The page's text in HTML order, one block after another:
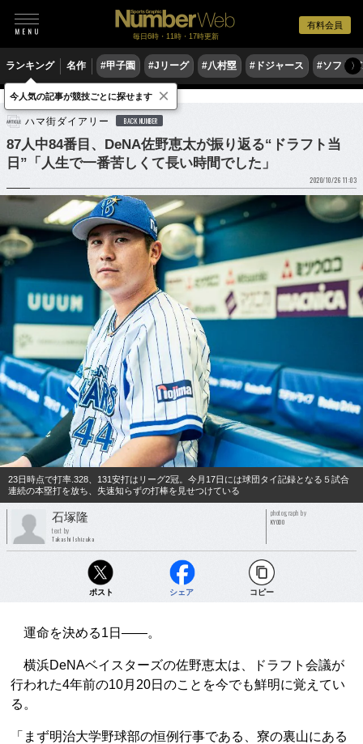
有料会員
毎日6時・11時・17時更新
ランキング 名作 #甲子園 #Jリーグ #八村塁 #ドジャース #ソフト〉
野球 プロ野球 ドラフト会議
ハマ街ダイアリー BACK NUMBER
87人中84番目、DeNA佐野恵太が振り返る“ドラフト当
日”「人生で一番苦しくて長い時間でした」
2020/10/26 11:03
23日時点で打率.328、131安打はリーグ2冠。今月17日には球団タイ記録となる５試合
連続の本塁打を放ち、失速知らずの打棒を見せつけている
石塚隆
text by
Takashi Ishizuka
photograph by
KYODO
ポスト シェア コピー
運命を決める1日――。
横浜DeNAベイスターズの佐野恵太は、ドラフト会議が
行われた4年前の10月20日のことを今でも鮮明に覚えてい
る。
「まず明治大学野球部の恒例行事である、寮の裏山にある
今人気の記事が競技ごとに探せます ×